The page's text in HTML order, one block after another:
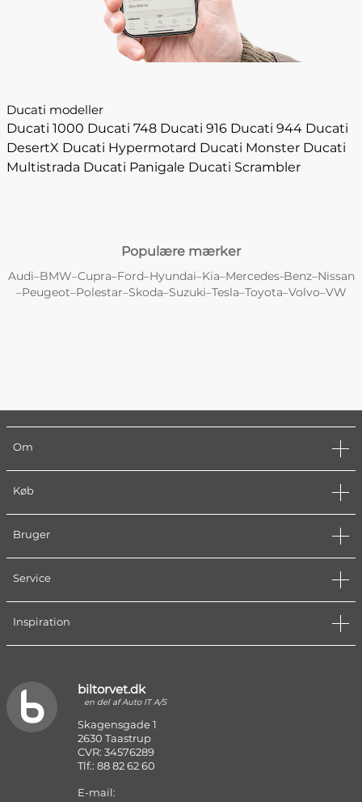
Ducati modeller
Ducati 1000 Ducati 748 Ducati 916 Ducati 944 Ducati
DesertX Ducati Hypermotard Ducati Monster Ducati
Multistrada Ducati Panigale Ducati Scrambler
Populære mærker
Audi–BMW–Cupra–Ford–Hyundai–Kia–Mercedes-Benz–Nissan
–Peugeot–Polestar–Skoda–Suzuki–Tesla–Toyota–Volvo–VW
Om
Køb
Bruger
Service
Inspiration
biltorvet.dk
en del af Auto IT A/S
Skagensgade 1
2630 Taastrup
CVR: 34576289
Tlf.: 88 82 62 60
E-mail: